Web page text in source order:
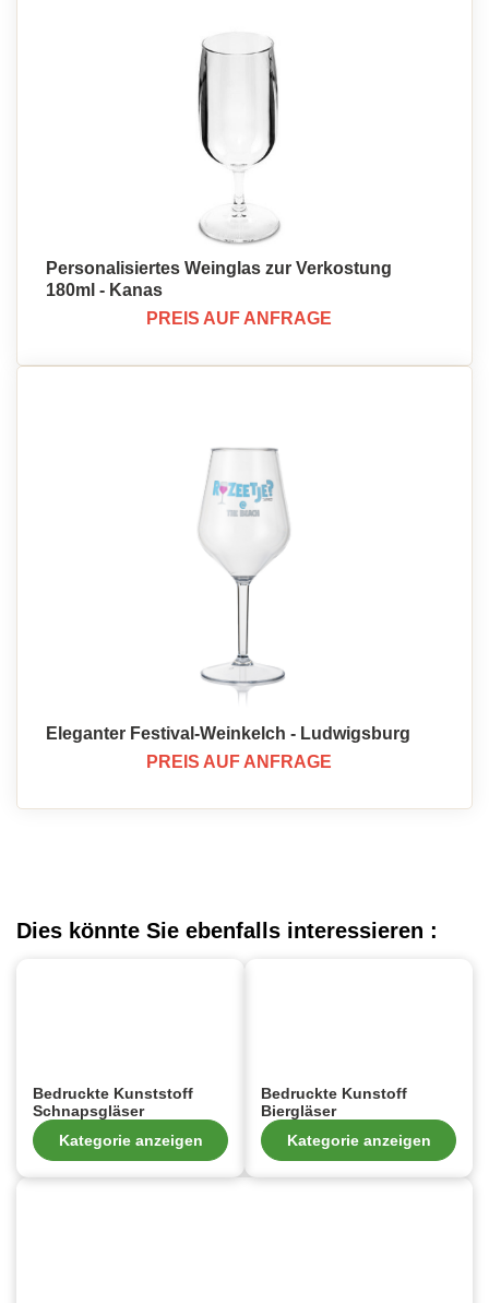
Personalisiertes Weinglas zur Verkostung
180ml - Kanas
PREIS AUF ANFRAGE
Eleganter Festival-Weinkelch - Ludwigsburg
PREIS AUF ANFRAGE
Dies könnte Sie ebenfalls interessieren :
Bedruckte Kunststoff
Schnapsgläser
Kategorie anzeigen
Bedruckte Kunstoff
Biergläser
Kategorie anzeigen